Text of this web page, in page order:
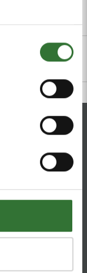
Filer